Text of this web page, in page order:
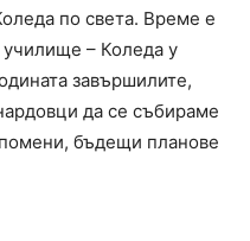
по света. Време е
училище – Коледа у
завършилите,
да се събираме
бъдещи планове